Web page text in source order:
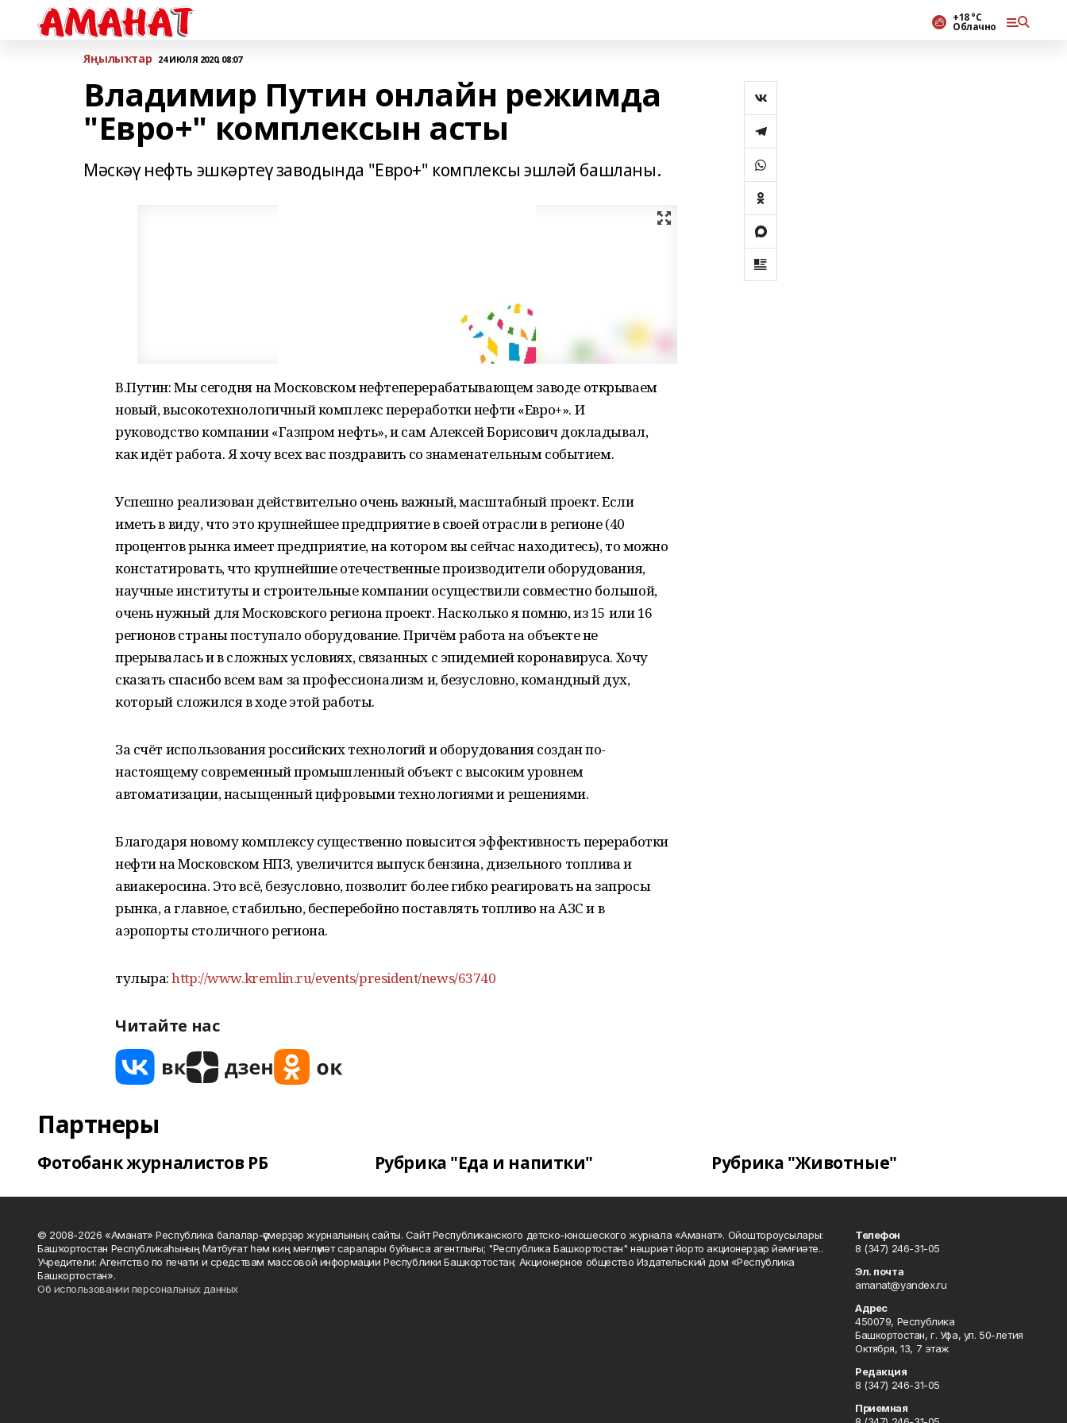
+18 °С
Облачно
Яңылыҡтар 24 ИЮЛЯ 2020, 08:07
Владимир Путин онлайн режимда
"Евро+" комплексын асты
Мәскәү нефть эшкәртеү заводында "Евро+" комплексы эшләй башланы.
В.Путин: Мы сегодня на Московском нефтеперерабатывающем заводе открываем
новый, высокотехнологичный комплекс переработки нефти «Евро+». И
руководство компании «Газпром нефть», и сам Алексей Борисович докладывал,
как идёт работа. Я хочу всех вас поздравить со знаменательным событием.
Успешно реализован действительно очень важный, масштабный проект. Если
иметь в виду, что это крупнейшее предприятие в своей отрасли в регионе (40
процентов рынка имеет предприятие, на котором вы сейчас находитесь), то можно
констатировать, что крупнейшие отечественные производители оборудования,
научные институты и строительные компании осуществили совместно большой,
очень нужный для Московского региона проект. Насколько я помню, из 15 или 16
регионов страны поступало оборудование. Причём работа на объекте не
прерывалась и в сложных условиях, связанных с эпидемией коронавируса. Хочу
сказать спасибо всем вам за профессионализм и, безусловно, командный дух,
который сложился в ходе этой работы.
За счёт использования российских технологий и оборудования создан по-
настоящему современный промышленный объект с высоким уровнем
автоматизации, насыщенный цифровыми технологиями и решениями.
Благодаря новому комплексу существенно повысится эффективность переработки
нефти на Московском НПЗ, увеличится выпуск бензина, дизельного топлива и
авиакеросина. Это всё, безусловно, позволит более гибко реагировать на запросы
рынка, а главное, стабильно, бесперебойно поставлять топливо на АЗС и в
аэропорты столичного региона.
тулыраҡ:http://www.kremlin.ru/events/president/news/63740
Читайте нас
Партнеры
Фотобанк журналистов РБ Рубрика "Еда и напитки" Рубрика "Животные"
© 2008-2026 «Аманат» Республика балалар-үҫмерҙәр журналының сайты. Сайт Республиканского детско-юношеского журнала «Аманат». Ойоштороусылары:
Башҡортостан Республикаһының Матбуғат һәм киң мәғлүмәт саралары буйынса агентлығы; "Республика Башкортостан" нәшриәт йорто акционерҙар йәмғиәте..
Учредители: Агентство по печати и средствам массовой информации Республики Башкортостан; Акционерное общество Издательский дом «Республика
Башкортостан».
Об использовании персональных данных
Телефон
8 (347) 246-31-05
Эл. почта
amanat@yandex.ru
Адрес
450079, Республика
Башкортостан, г. Уфа, ул. 50-летия
Октября, 13, 7 этаж
Редакция
8 (347) 246-31-05
Приемная